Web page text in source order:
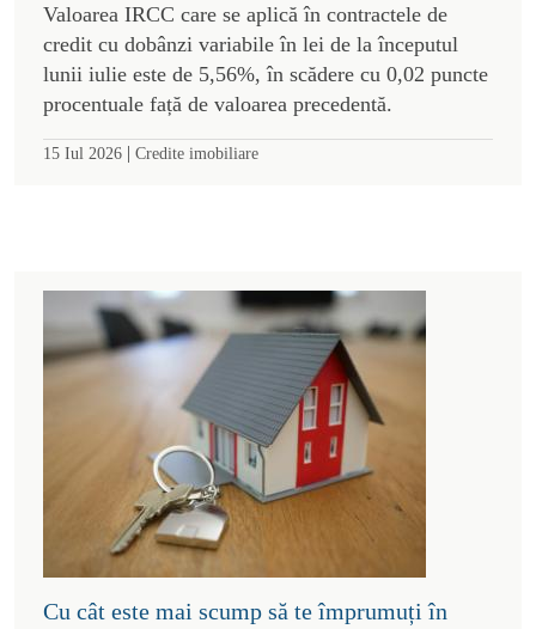
Valoarea IRCC care se aplică în contractele de
credit cu dobânzi variabile în lei de la începutul
lunii iulie este de 5,56%, în scădere cu 0,02 puncte
procentuale față de valoarea precedentă.
15 Iul 2026 | Credite imobiliare
Cu cât este mai scump să te împrumuți în